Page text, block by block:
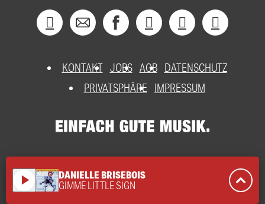
KONTAKT JOBS AGB DATENSCHUTZ
PRIVATSPHÄRE
IMPRESSUM
play_arrow DANIELLE BRISEBOIS
GIMME LITTLE SIGN